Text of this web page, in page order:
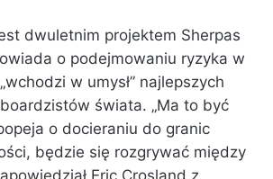
dwuletnim projektem Sherpas
o podejmowaniu ryzyka w
w umysł” najlepszych
świata. „Ma to być
o docieraniu do granic
będzie się rozgrywać między